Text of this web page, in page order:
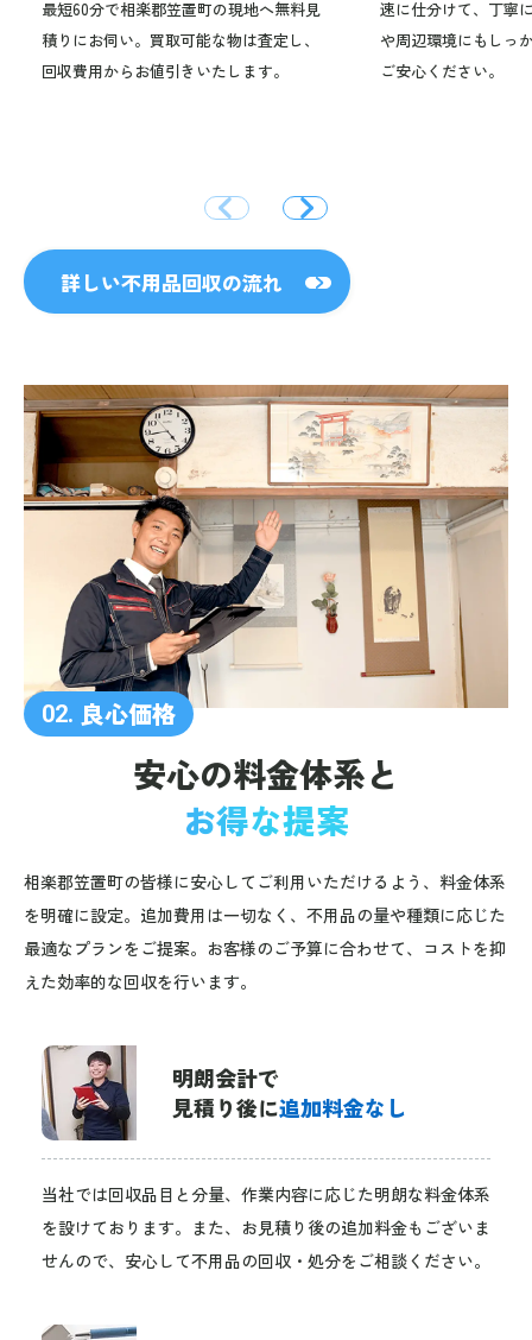
最短60分で相楽郡笠置町の現地へ無料見
積りにお伺い。買取可能な物は査定し、
回収費用からお値引きいたします。
速に仕分けて、丁寧
や周辺環境にもしっ
ご安心ください。
詳しい不用品回収の流れ
02. 良心価格
安心の料金体系と
お得な提案
相楽郡笠置町の皆様に安心してご利用いただけるよう、料金体系
を明確に設定。追加費用は一切なく、不用品の量や種類に応じた
最適なプランをご提案。お客様のご予算に合わせて、コストを抑
えた効率的な回収を行います。
明朗会計で
見積り後に追加料金なし
当社では回収品目と分量、作業内容に応じた明朗な料金体系
を設けております。また、お見積り後の追加料金もございま
せんので、安心して不用品の回収・処分をご相談ください。